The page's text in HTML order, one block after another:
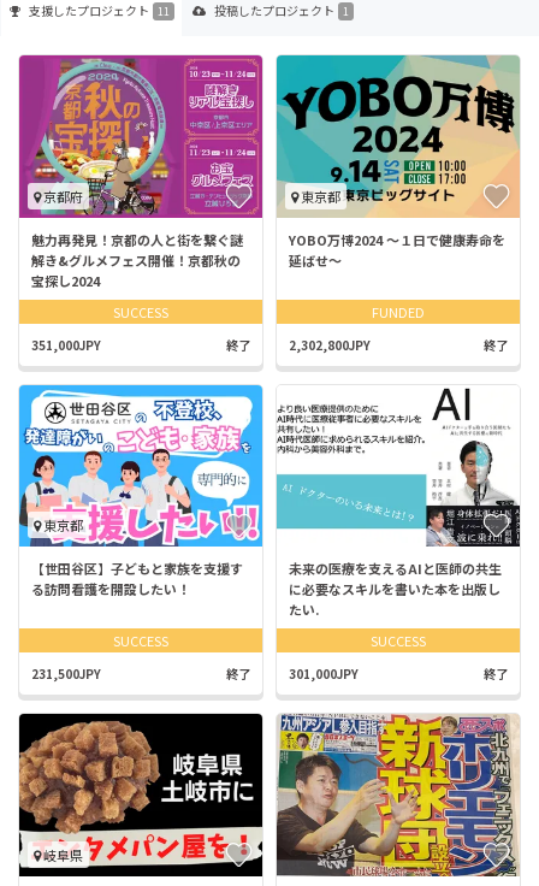
支援したプロジェクト 11 投稿したプロジェクト 1
京都府
魅力再発見！京都の人と街を繋ぐ謎
解き&グルメフェス開催！京都秋の
宝探し2024
SUCCESS
351,000JPY 終了
東京都
YOBO万博2024 〜１日で健康寿命を
延ばせ〜
FUNDED
2,302,800JPY 終了
東京都
【世田谷区】子どもと家族を支援す
る訪問看護を開設したい！
SUCCESS
231,500JPY 終了
未来の医療を支えるAIと医師の共生
に必要なスキルを書いた本を出版し
たい.
SUCCESS
301,000JPY 終了
岐阜県